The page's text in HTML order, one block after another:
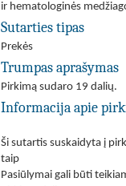
ir hematologinės
Sutarties tipas
Prekės
Trumpas aprašymas
Pirkimą sudaro 19 dalių.
Informacija apie
Ši sutartis suskaidyta į
taip
Pasiūlymai gali būti